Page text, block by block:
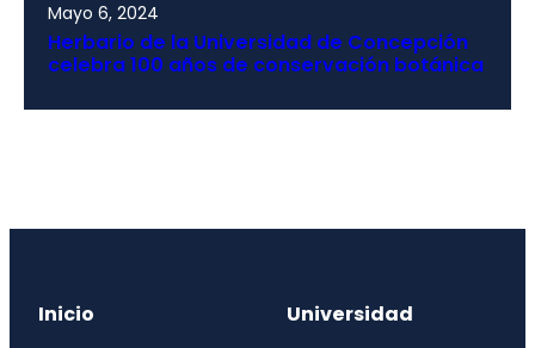
Mayo 6, 2024
Herbario de la Universidad de Concepción
celebra 100 años de conservación botánica
Inicio Universidad